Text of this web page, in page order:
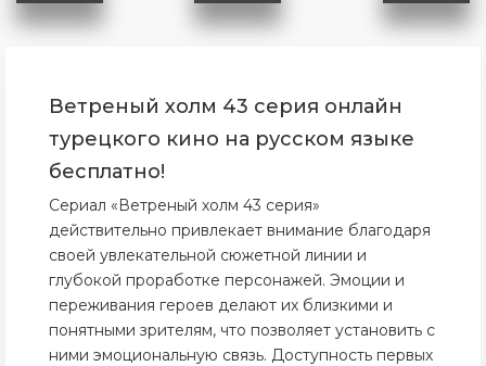
Ветреный холм 43 серия онлайн
турецкого кино на русском языке
бесплатно!
Сериал «Ветреный холм 43 серия»
действительно привлекает внимание благодаря
своей увлекательной сюжетной линии и
глубокой проработке персонажей. Эмоции и
переживания героев делают их близкими и
понятными зрителям, что позволяет установить с
ними эмоциональную связь. Доступность первых